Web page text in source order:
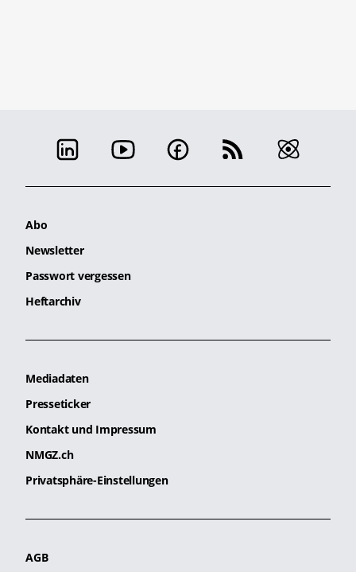
Abo
Newsletter
Passwort vergessen
Heftarchiv
Mediadaten
Presseticker
Kontakt und Impressum
NMGZ.ch
Privatsphäre-Einstellungen
AGB